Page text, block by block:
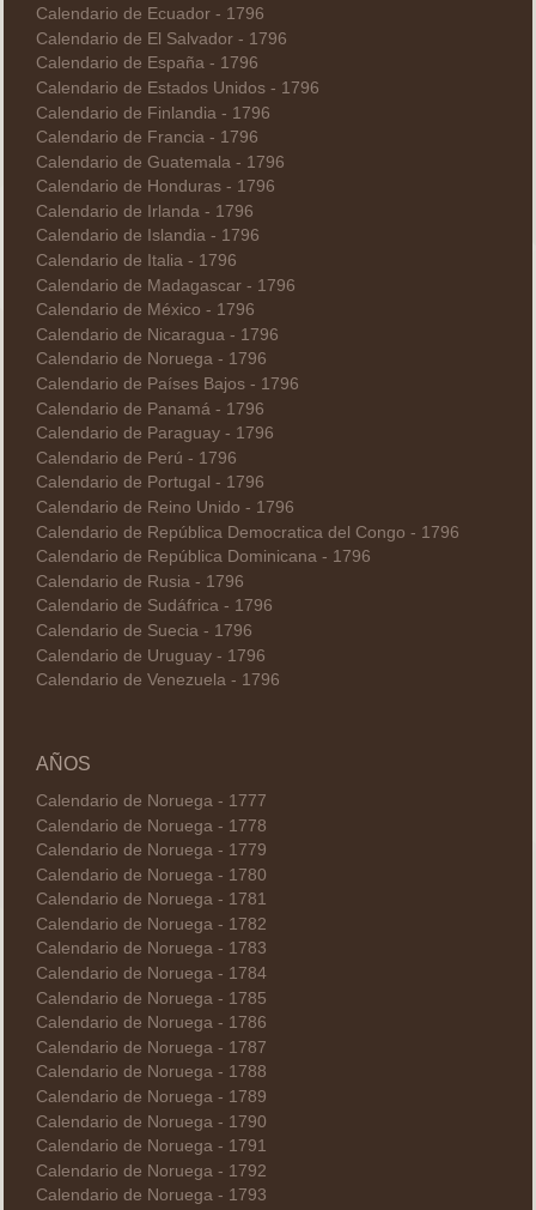
Calendario de Ecuador - 1796
Calendario de El Salvador - 1796
Calendario de España - 1796
Calendario de Estados Unidos - 1796
Calendario de Finlandia - 1796
Calendario de Francia - 1796
Calendario de Guatemala - 1796
Calendario de Honduras - 1796
Calendario de Irlanda - 1796
Calendario de Islandia - 1796
Calendario de Italia - 1796
Calendario de Madagascar - 1796
Calendario de México - 1796
Calendario de Nicaragua - 1796
Calendario de Noruega - 1796
Calendario de Países Bajos - 1796
Calendario de Panamá - 1796
Calendario de Paraguay - 1796
Calendario de Perú - 1796
Calendario de Portugal - 1796
Calendario de Reino Unido - 1796
Calendario de República Democratica del Congo - 1796
Calendario de República Dominicana - 1796
Calendario de Rusia - 1796
Calendario de Sudáfrica - 1796
Calendario de Suecia - 1796
Calendario de Uruguay - 1796
Calendario de Venezuela - 1796
AÑOS
Calendario de Noruega - 1777
Calendario de Noruega - 1778
Calendario de Noruega - 1779
Calendario de Noruega - 1780
Calendario de Noruega - 1781
Calendario de Noruega - 1782
Calendario de Noruega - 1783
Calendario de Noruega - 1784
Calendario de Noruega - 1785
Calendario de Noruega - 1786
Calendario de Noruega - 1787
Calendario de Noruega - 1788
Calendario de Noruega - 1789
Calendario de Noruega - 1790
Calendario de Noruega - 1791
Calendario de Noruega - 1792
Calendario de Noruega - 1793